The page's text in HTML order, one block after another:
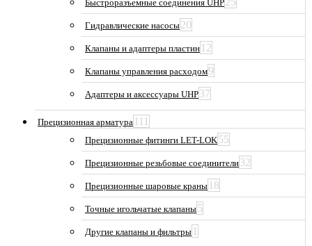
Быстроразъемные соединения UHP
Гидравлические насосы20
Клапаны и адаптеры пластин 12
Клапаны управления расходом9
Адаптеры и аксессуары UHP37
Прецизионная арматура 111
Прецизионные фитинги LET-LOK55
Прецизионные резьбовые соединители32
Прецизионные шаровые краны 18
Точные игольчатые клапаны5
Другие клапаны и фильтры 1